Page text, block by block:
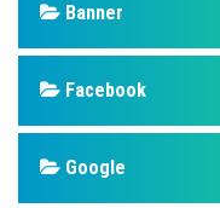
Banner
Facebook
Google